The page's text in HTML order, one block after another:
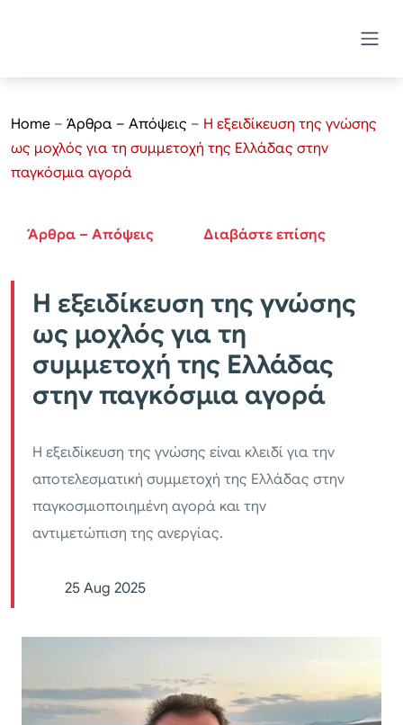
Home – Άρθρα – Απόψεις – Η εξειδίκευση της γνώσης
ως μοχλός για τη συμμετοχή της Ελλάδας στην
παγκόσμια αγορά
Άρθρα – Απόψεις Διαβάστε επίσης
Η εξειδίκευση της γνώσης
ως μοχλός για τη
συμμετοχή της Ελλάδας
στην παγκόσμια αγορά
Η εξειδίκευση της γνώσης είναι κλειδί για την
αποτελεσματική συμμετοχή της Ελλάδας στην
παγκοσμιοποιημένη αγορά και την
αντιμετώπιση της ανεργίας.
25 Aug 2025